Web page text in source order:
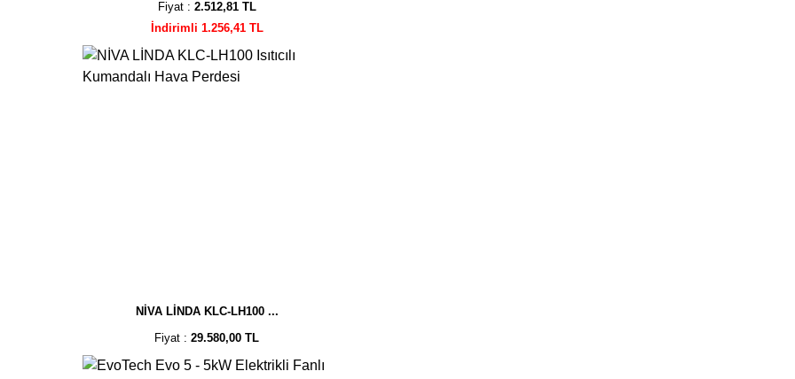
Fiyat : 2.512,81 TL
İndirimli 1.256,41 TL
NİVA LİNDA KLC-LH100 ...
Fiyat :29.580,00 TL